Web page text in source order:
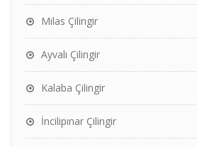
Milas Çilingir
Ayvalı Çilingir
Kalaba Çilingir
İncilipınar Çilingir